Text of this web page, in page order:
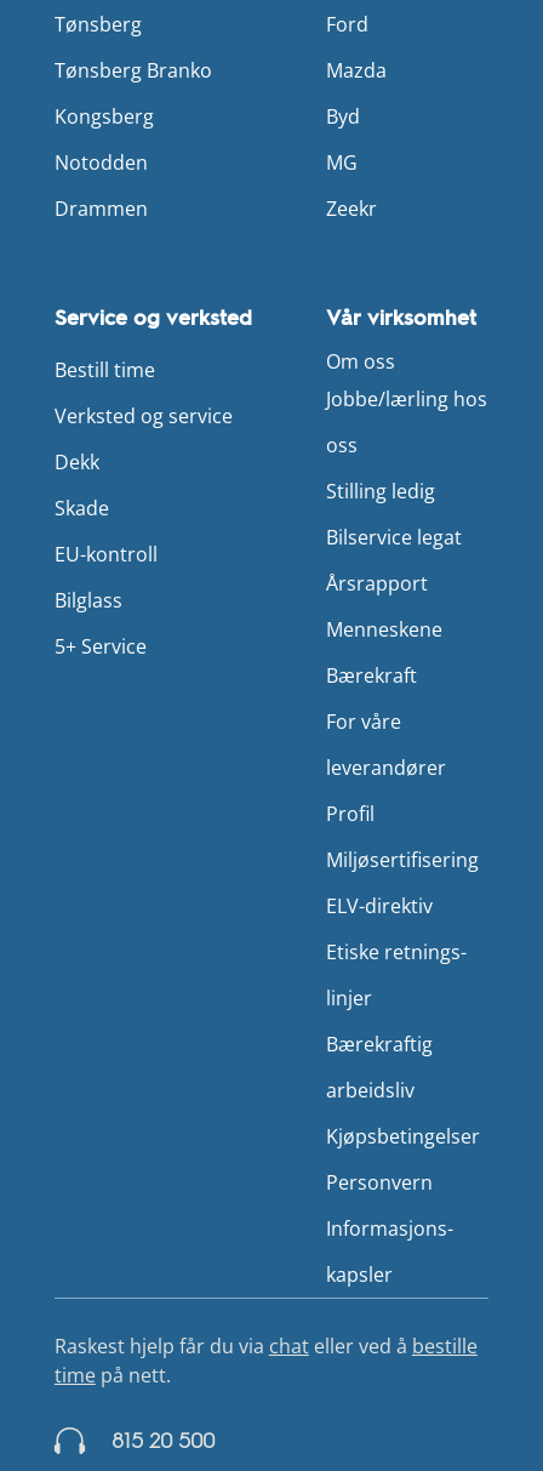
Tønsberg
Tønsberg Branko
Kongsberg
Notodden
Drammen
Ford
Mazda
Byd
MG
Zeekr
Service og verksted
Bestill time
Verksted og service
Dekk
Skade
EU-kontroll
Bilglass
5+ Service
Vår virksomhet
Om oss
Jobbe/lærling hos
oss
Stilling ledig
Bilservice legat
Årsrapport
Menneskene
Bærekraft
For våre
leverandører
Profil
Miljø­sertifisering
ELV-direktiv
Etiske retnings­
linjer
Bærekraftig
arbeidsliv
Kjøps­betingelser
Person­vern
Informasjons­
kapsler
Raskest hjelp får du via chateller ved å bestille
timepå nett.
 815 20 500